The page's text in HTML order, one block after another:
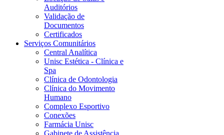
Auditórios
Validação de
Documentos
Certificados
Serviços Comunitários
Central Analítica
Unisc Estética - Clínica e
Spa
Clínica de Odontologia
Clínica do Movimento
Humano
Complexo Esportivo
Conexões
Farmácia Unisc
Gabinete de Assistência